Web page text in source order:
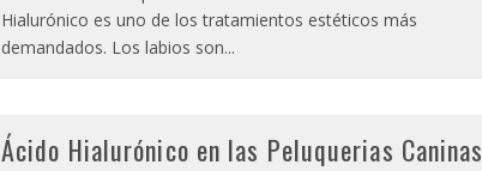
Hialurónico es uno de los tratamientos estéticos más
demandados. Los labios son...
Ácido Hialurónico en las Peluquerias Caninas